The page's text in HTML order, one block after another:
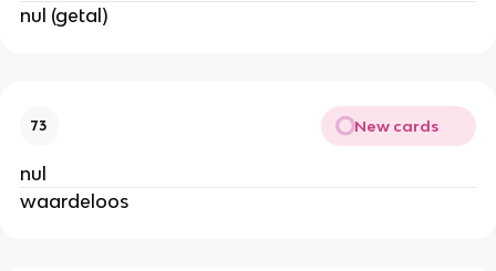
nul (getal)
73 New cards
nul
waardeloos